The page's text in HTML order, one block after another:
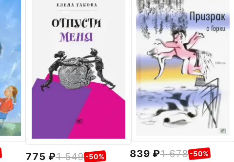
775 1 549 -50% 839 1 678 -50%